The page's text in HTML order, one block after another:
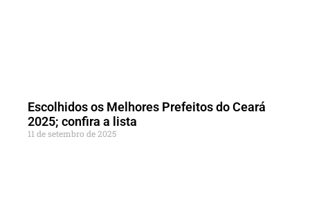
Escolhidos os Melhores Prefeitos do Ceará
2025; confira a lista
11 de setembro de 2025